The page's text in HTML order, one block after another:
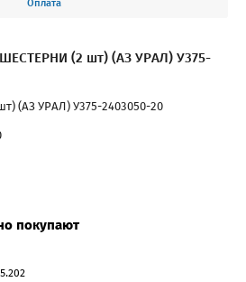
Оплата
(2 шт) (АЗ УРАЛ) У375-
(АЗ УРАЛ) У375-2403050-20
покупают